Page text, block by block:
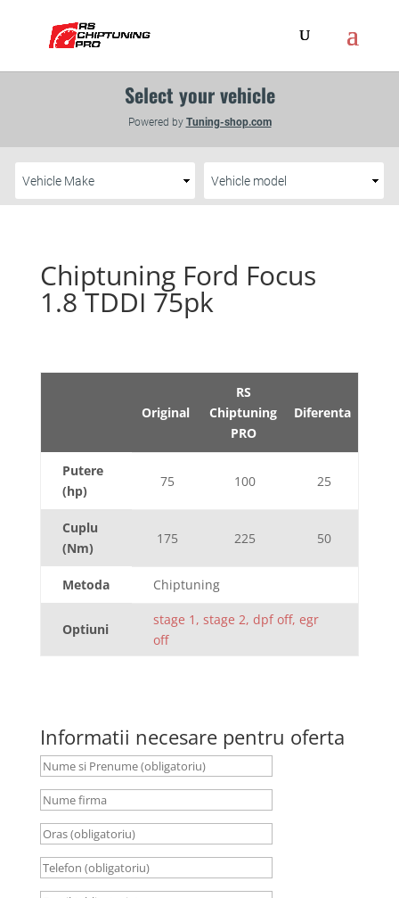
Chiptuning Ford Focus
1.8 TDDI 75pk
Original
RS
Chiptuning
PRO
Diferenta
Putere
(hp)
75 100 25
Cuplu
(Nm)
175 225 50
Metoda Chiptuning
Optiuni
stage 1, stage 2, dpf off, egr
off
Informatii necesare pentru oferta